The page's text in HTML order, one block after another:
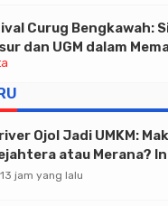
Curug Bengkawah:
dan UGM dalam
serta UMKM Lokal
Ojol Jadi UMKM:
atau Merana?
Paramadina
13 jam yang lalu